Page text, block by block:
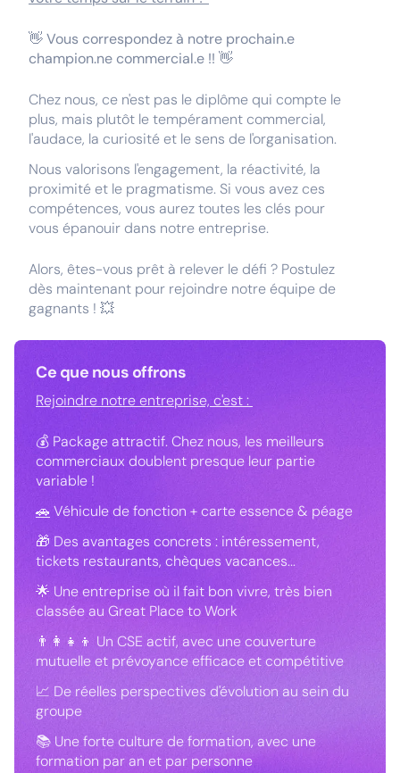
👋Vous correspondez à notre prochain.e
champion.ne commercial.e !! 👋
Chez nous, ce n'est pas le diplôme qui compte le
plus, mais plutôt le tempérament commercial,
l'audace, la curiosité et le sens de l'organisation.
Nous valorisons l'engagement, la réactivité, la
proximité et le pragmatisme. Si vous avez ces
compétences, vous aurez toutes les clés pour
vous épanouir dans notre entreprise.
Alors, êtes-vous prêt à relever le défi ? Postulez
dès maintenant pour rejoindre notre équipe de
gagnants ! 💥
Ce que nous offrons
Rejoindre notre entreprise, c'est :
💰 Package attractif. Chez nous, les meilleurs
commerciaux doublent presque leur partie
variable !
🚗 Véhicule de fonction + carte essence & péage
🎁 Des avantages concrets : intéressement,
tickets restaurants, chèques vacances...
🌟 Une entreprise où il fait bon vivre, très bien
classée au Great Place to Work
👨‍👩‍👧‍👦 Un CSE actif, avec une couverture
mutuelle et prévoyance efficace et compétitive
📈 De réelles perspectives d'évolution au sein du
groupe
📚 Une forte culture de formation, avec une
formation par an et par personne